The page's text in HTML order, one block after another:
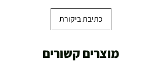
כתיבת ביקורת
מוצרים קשורים